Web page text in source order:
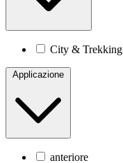
City & Trekking
Applicazione
anteriore